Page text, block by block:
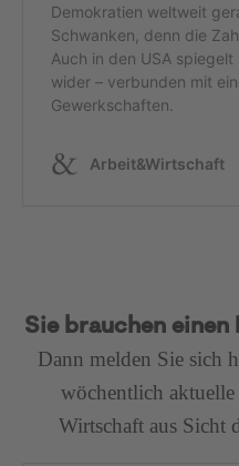
Sie brauchen einen
Dann melden Sie sich
wöchentlich
Wirtschaft aus Sicht